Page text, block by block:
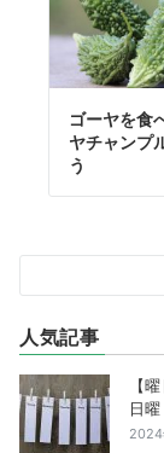
ゴーヤを食
ヤチャンプ
う
人気記事
【
日
2024